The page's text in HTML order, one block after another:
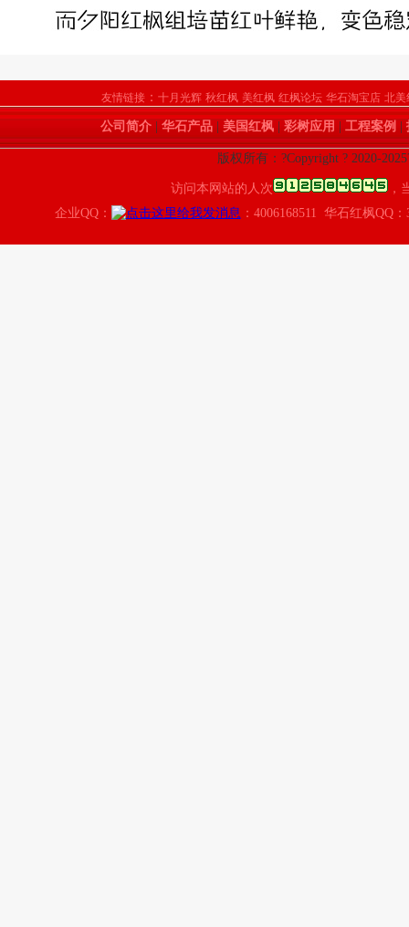
友情链接 ： 十月光辉 秋红枫 美红枫 红枫论坛 华石淘宝店 北美
公司简介 华石产品 美国红枫 彩树应用 工程案例
版权所有：?Copyright ? 2020-
访问本网站的人次
，
企业QQ：
：4006168511 华石红枫QQ